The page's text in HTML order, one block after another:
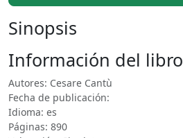
Sinopsis
Información del libro
Autores: Cesare Cantù
Fecha de publicación:
Idioma: es
Páginas: 890